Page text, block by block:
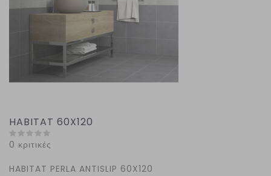
HABITAT 60X120
0 κριτικές
HABITAT PERLA ANTISLIP 60X120